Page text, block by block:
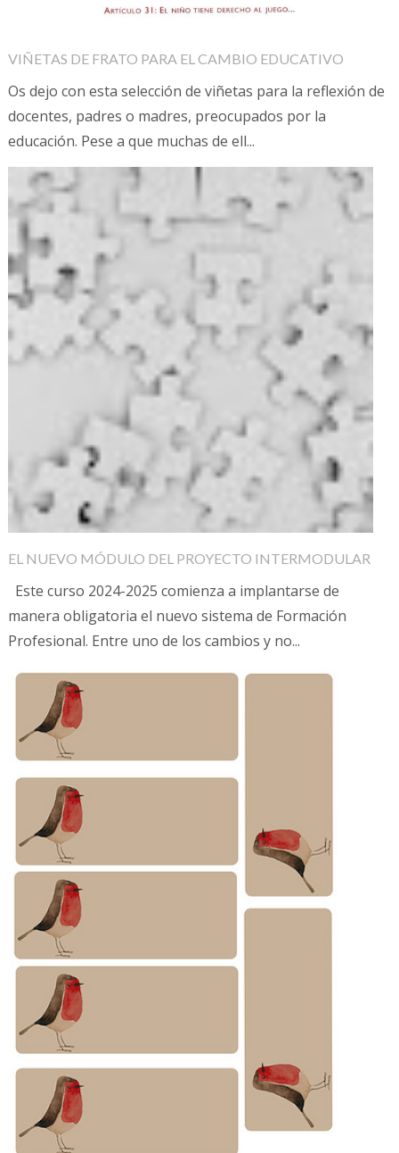
VIÑETAS DE FRATO PARA EL CAMBIO EDUCATIVO
Os dejo con esta selección de viñetas para la reflexión de
docentes, padres o madres, preocupados por la
educación. Pese a que muchas de ell...
EL NUEVO MÓDULO DEL PROYECTO INTERMODULAR
Este curso 2024-2025 comienza a implantarse de
manera obligatoria el nuevo sistema de Formación
Profesional. Entre uno de los cambios y no...